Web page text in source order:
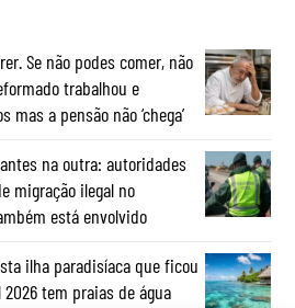
Se não podes comer, não
trabalhou e
a pensão não ‘chega’
na outra: autoridades
migração ilegal no
está envolvido
ilha paradisíaca que ficou
tem praias de água